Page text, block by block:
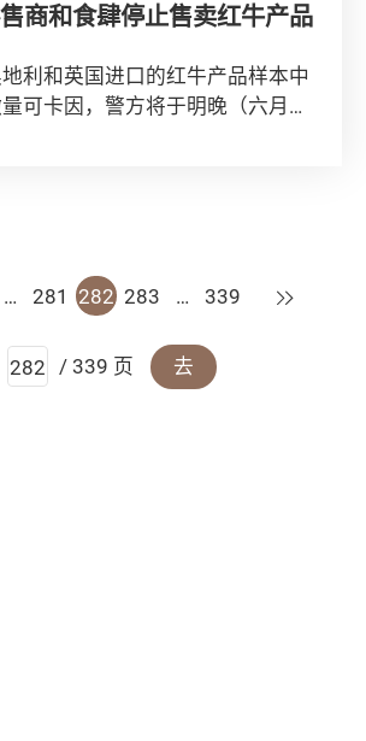
商和食肆停止售卖红牛产品
利和英国进口的红牛产品样本中
可卡因，警方将于明晚（六月四
… 281 282 283 … 339 下一页
/ 339 页 去